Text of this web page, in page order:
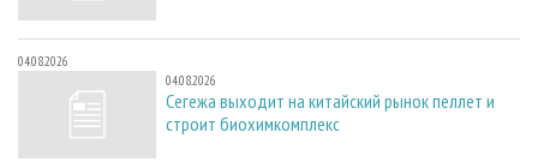
04.08.2026
04.08.2026
Сегежа выходит на китайский рынок пеллет и
строит биохимкомплекс